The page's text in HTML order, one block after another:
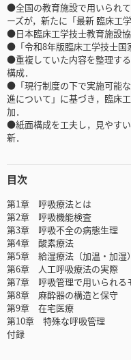
●全国の教育施設で用いられ
ーズが，新たに「最新 臨床工
●日本臨床工学技士教育施設協
●「令和8年版臨床工学技士国
●重複していた内容を整理す
構成．
●「現行制度の下で実施可能
進について」に基づき，臨床
加．
●紙面構成を工夫し，見やす
新．
目次
第1章 呼吸療法とは
第2章 呼吸機能検査
第3章 呼吸不全の病態生理
第4章 酸素療法
第5章 給湿療法（加温・加湿
第6章 人工呼吸療法の実際
第7章 呼吸管理で用いられる
第8章 麻酔器の構造と保守
第9章 在宅医療
第10章 特殊な呼吸管理
付録